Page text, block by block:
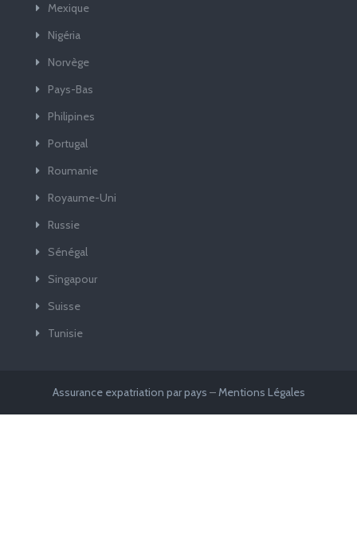
Mexique
Nigéria
Norvège
Pays-Bas
Philipines
Portugal
Roumanie
Royaume-Uni
Russie
Sénégal
Singapour
Suisse
Tunisie
Assurance expatriation par pays –Mentions Légales